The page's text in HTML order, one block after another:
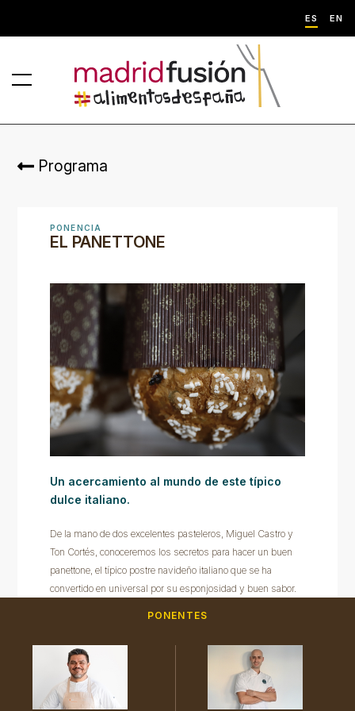
ES EN
Programa
PONENCIA
EL PANETTONE
Un acercamiento al mundo de este típico
dulce italiano.
De la mano de dos excelentes pasteleros, Miguel Castro y
Ton Cortés, conoceremos los secretos para hacer un buen
panettone, el típico postre navideño italiano que se ha
convertido en universal por su esponjosidad y buen sabor.
PONENTES